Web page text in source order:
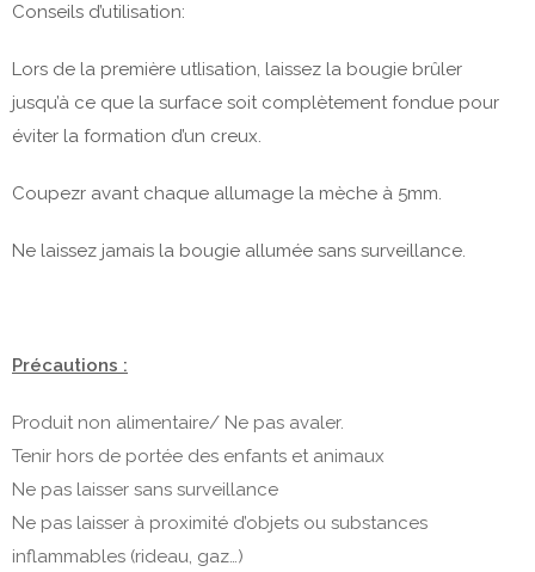
Conseils d’utilisation:
Lors de la première utlisation, laissez la bougie brûler
jusqu’à ce que la surface soit complètement fondue pour
éviter la formation d’un creux.
Coupezr avant chaque allumage la mèche à 5mm.
Ne laissez jamais la bougie allumée sans surveillance.
Précautions :
Produit non alimentaire/ Ne pas avaler.
Tenir hors de portée des enfants et animaux
Ne pas laisser sans surveillance
Ne pas laisser à proximité d’objets ou substances
inflammables (rideau, gaz…)